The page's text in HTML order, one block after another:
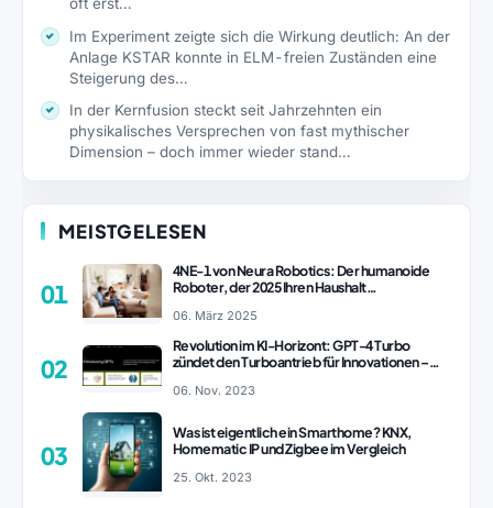
Im Experiment zeigte sich die Wirkung deutlich: An der
Anlage KSTAR konnte in ELM-freien Zuständen eine
Steigerung des…
In der Kernfusion steckt seit Jahrzehnten ein
physikalisches Versprechen von fast mythischer
Dimension – doch immer wieder stand…
MEISTGELESEN
01
4NE-1 von Neura Robotics: Der humanoide
Roboter, der 2025 Ihren Haushalt
06. März 2025
02
Revolution im KI-Horizont: GPT-4 Turbo
zündet den Turboantrieb für Innovationen –
06. Nov. 2023
03
Was ist eigentlich ein Smarthome? KNX,
Homematic IP und Zigbee im Vergleich
25. Okt. 2023